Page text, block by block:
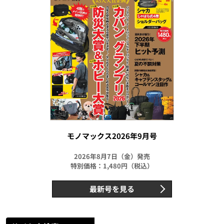
モノマックス2026年9月号
2026年8月7日（金）発売
特別価格：1,480円（税込）
最新号を見る